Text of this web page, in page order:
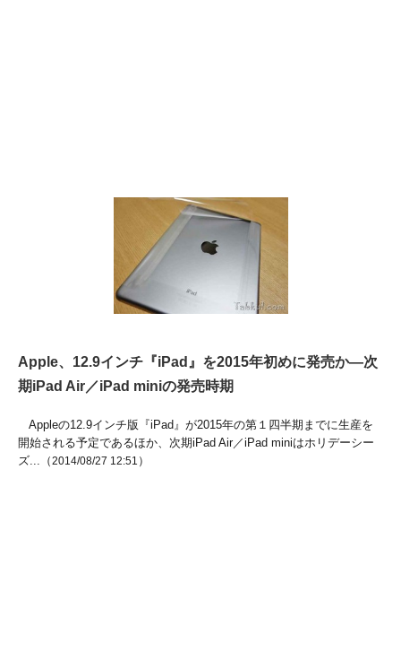
Apple、12.9インチ『iPad』を2015年初めに発売か―次
期iPad Air／iPad miniの発売時期
Appleの12.9インチ版『iPad』が2015年の第１四半期までに生産を
開始される予定であるほか、次期iPad Air／iPad miniはホリデーシー
ズ...（2014/08/27 12:51 ）